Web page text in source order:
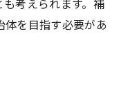
も考えられます。補
体を目指す必要があ